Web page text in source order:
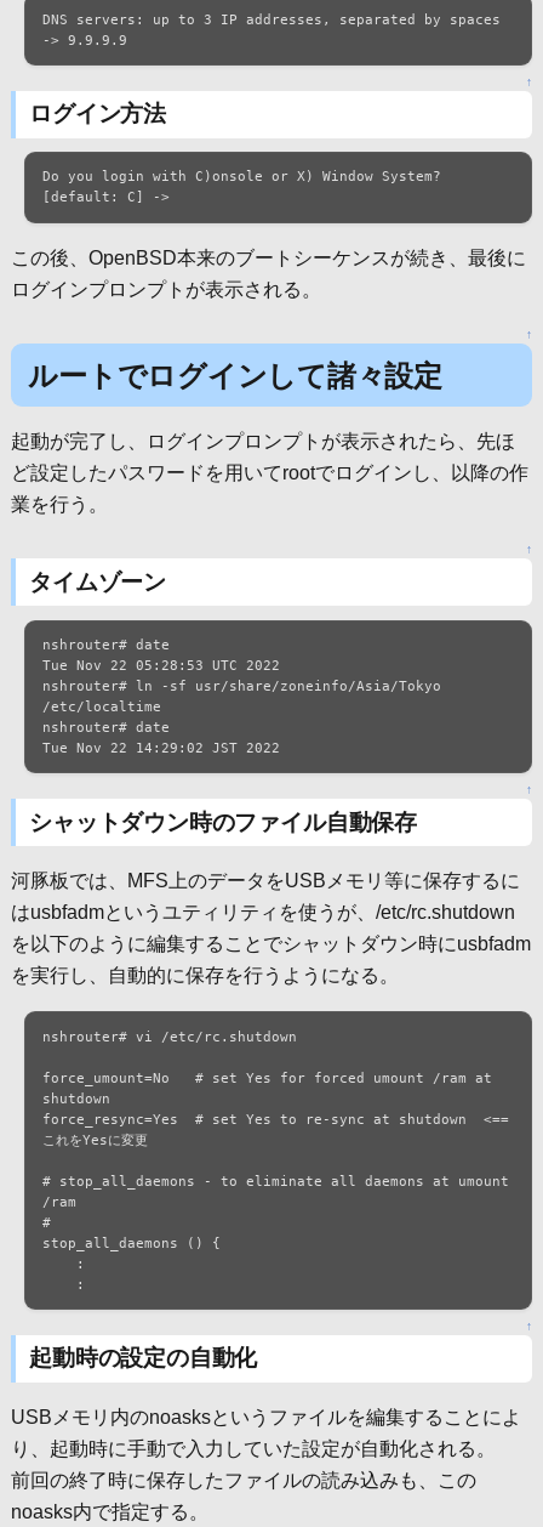
DNS servers: up to 3 IP addresses, separated by spaces
-> 9.9.9.9
↑
ログイン方法
Do you login with C)onsole or X) Window System?
[default: C] ->
この後、OpenBSD本来のブートシーケンスが続き、最後に
ログインプロンプトが表示される。
↑
ルートでログインして諸々設定
起動が完了し、ログインプロンプトが表示されたら、先ほ
ど設定したパスワードを用いてrootでログインし、以降の作
業を行う。
↑
タイムゾーン
nshrouter# date
Tue Nov 22 05:28:53 UTC 2022
nshrouter# ln -sf usr/share/zoneinfo/Asia/Tokyo
/etc/localtime
nshrouter# date
Tue Nov 22 14:29:02 JST 2022
↑
シャットダウン時のファイル自動保存
河豚板では、MFS上のデータをUSBメモリ等に保存するに
はusbfadmというユティリティを使うが、/etc/rc.shutdown
を以下のように編集することでシャットダウン時にusbfadm
を実行し、自動的に保存を行うようになる。
nshrouter# vi /etc/rc.shutdown
force_umount=No   # set Yes for forced umount /ram at
shutdown
force_resync=Yes  # set Yes to re-sync at shutdown  <==
これをYesに変更
# stop_all_daemons - to eliminate all daemons at umount
/ram
#
stop_all_daemons () {
    :
↑
起動時の設定の自動化
USBメモリ内のnoasksというファイルを編集することによ
り、起動時に手動で入力していた設定が自動化される。
前回の終了時に保存したファイルの読み込みも、この
noasks内で指定する。